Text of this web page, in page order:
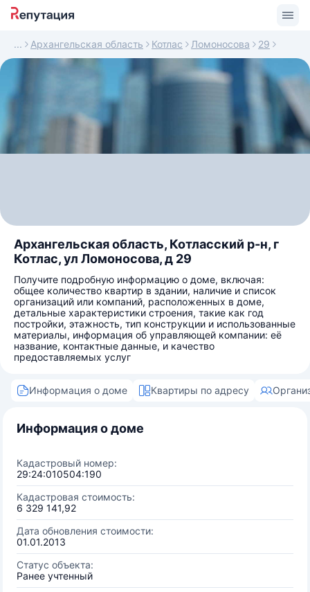
Архангельская область Котлас Ломоносова 29
Архангельская область, Котласский р-н, г
Котлас, ул Ломоносова, д 29
Получите подробную информацию о доме, включая:
общее количество квартир в здании, наличие и список
организаций или компаний, расположенных в доме,
детальные характеристики строения, такие как год
постройки, этажность, тип конструкции и использованные
материалы, информация об управляющей компании: её
название, контактные данные, и качество
предоставляемых услуг
Информация о доме Квартиры по адресу
Информация о доме
Кадастровый номер:
29:24:010504:190
Кадастровая стоимость:
6 329 141,92
Дата обновления стоимости:
01.01.2013
Статус объекта:
Ранее учтенный